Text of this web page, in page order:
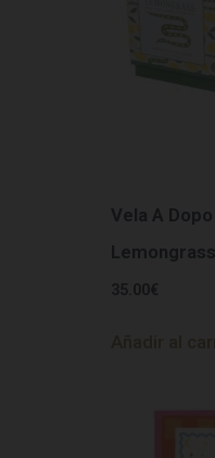
Vela A
Lemongrass
35.00 €